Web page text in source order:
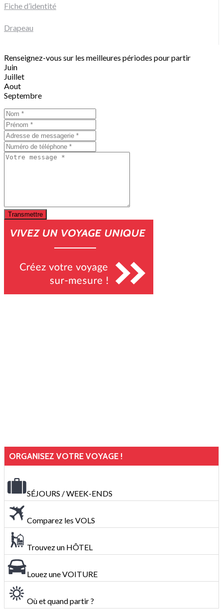
Fiche d’identité
Drapeau
Renseignez-vous sur les meilleures périodes pour partir
Juin
Juillet
Aout
Septembre
ORGANISEZ VOTRE VOYAGE !
SÉJOURS / WEEK-ENDS
Comparez les VOLS
Trouvez un HÔTEL
Louez une VOITURE
Où et quand partir ?